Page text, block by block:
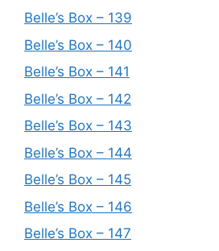
Belle’s Box – 139
Belle’s Box – 140
Belle’s Box – 141
Belle’s Box – 142
Belle’s Box – 143
Belle’s Box – 144
Belle’s Box – 145
Belle’s Box – 146
Belle’s Box – 147